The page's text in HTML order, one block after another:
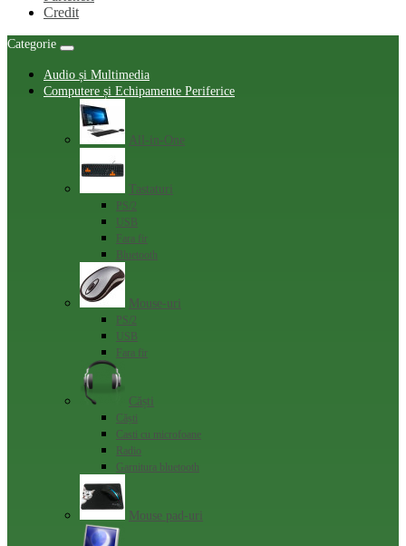
Credit
Categorie
Audio și Multimedia
Computere și Echipamente Periferice
All-in-One
Tastaturi
PS/2
USB
Fara fir
Bluetooth
Mouse-uri
PS/2
USB
Fara fir
Căști
Сăști
Casti cu microfoane
Radio
Garnitura bluetooth
Mouse pad-uri